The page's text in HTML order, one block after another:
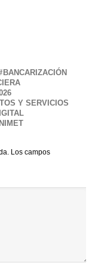
BANCARIZACIÓN
Y SERVICIOS
Los campos